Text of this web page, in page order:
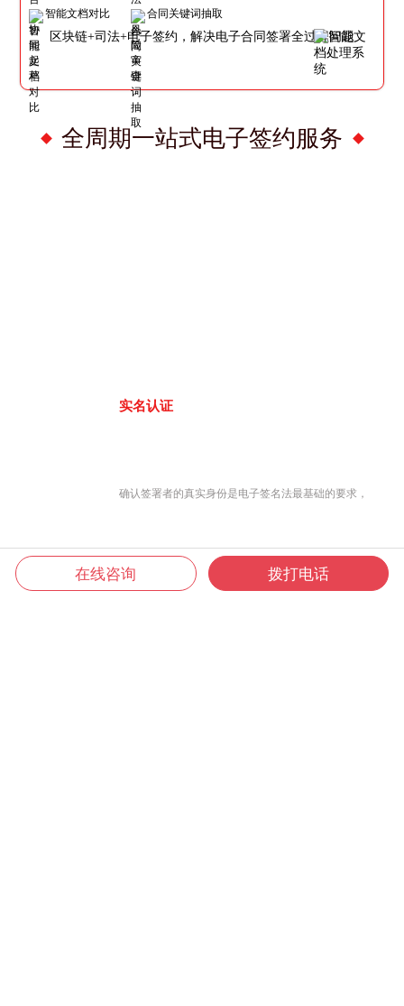
智能文档对比 合同关键词抽取
全周期一站式电子签约服务
区块链+司法+电子签约，解决电子合同签署全过程问题
实名认证
确认签署者的真实身份是电子签名法最基础的要求，
在线咨询 拨打电话